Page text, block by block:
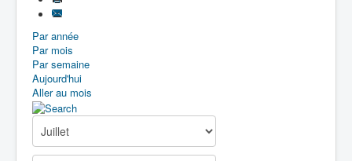
Vie fédérale
Examens
Le Magazine
Les Médailles
Boîte à Outils
Contact
Par année
Par mois
Par semaine
Aujourd'hui
Aller au mois